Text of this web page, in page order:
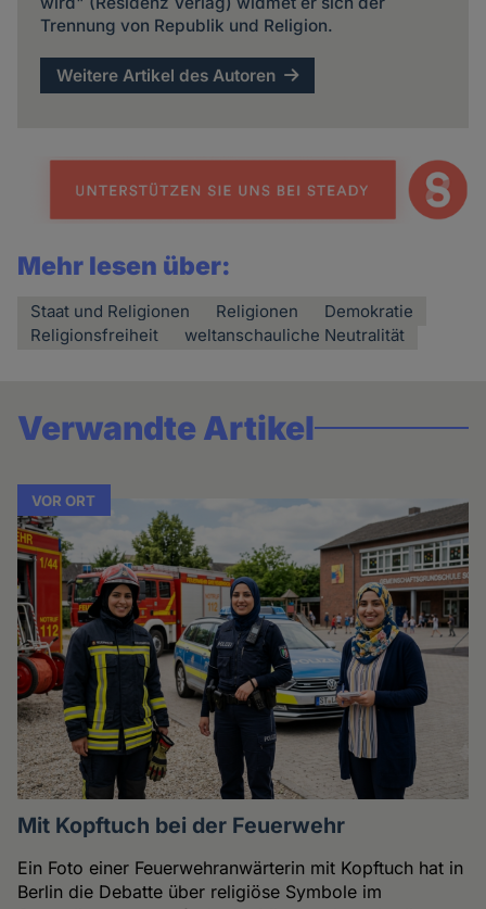
Trennung von Republik und Religion.
Weitere Artikel des Autoren
Mehr lesen über:
Staat und Religionen Religionen
Demokratie
Religionsfreiheit
weltanschauliche Neutralität
Verwandte Artikel
VOR ORT
Mit Kopftuch bei der Feuerwehr
Ein Foto einer Feuerwehranwärterin mit Kopftuch hat in
Berlin die Debatte über religiöse Symbole im